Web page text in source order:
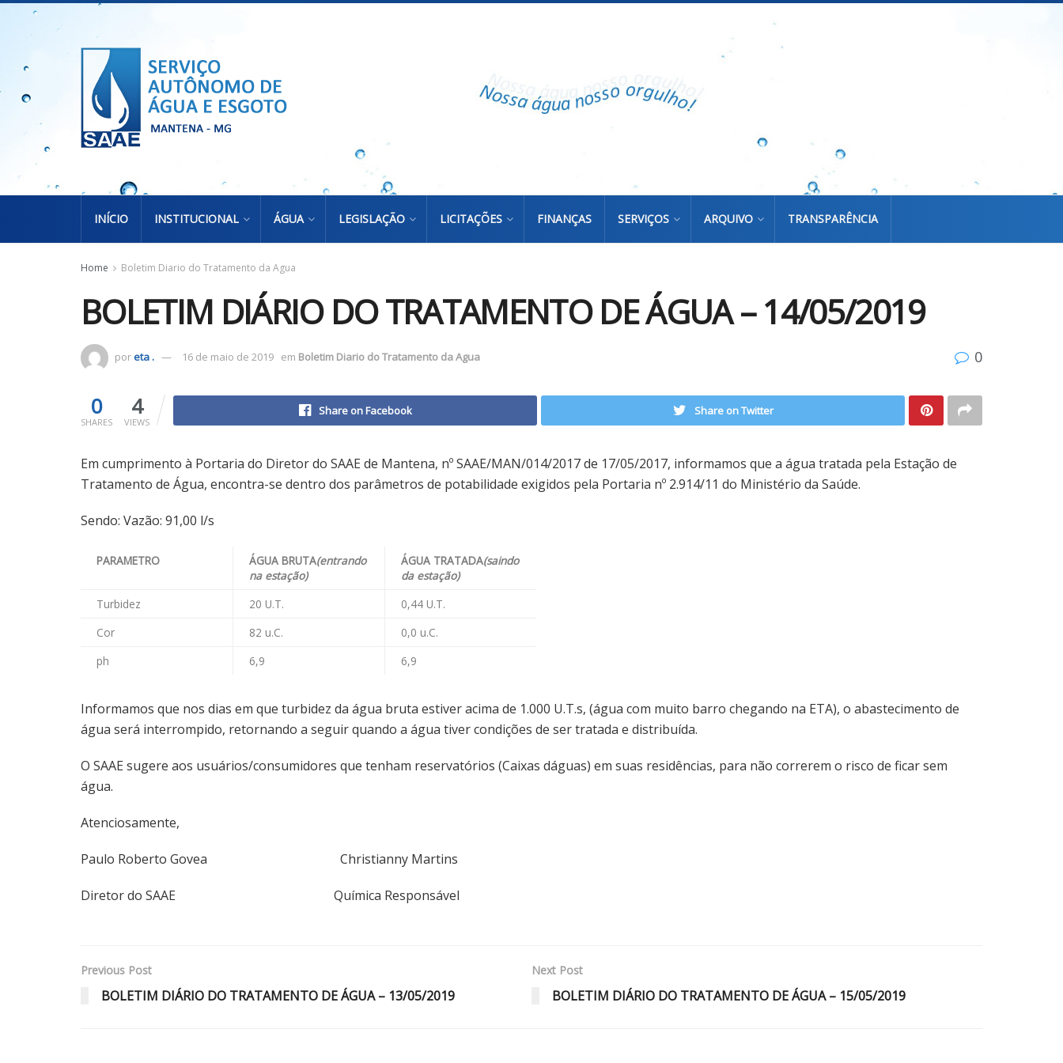
INÍCIO INSTITUCIONAL ÁGUA LEGISLAÇÃO LICITAÇÕES FINANÇAS SERVIÇOS ARQUIVO TRANSPARÊNCIA
Home Boletim Diario do Tratamento da Agua
BOLETIM DIÁRIO DO TRATAMENTO DE ÁGUA – 14/05/2019
poreta . 16 de maio de 2019 em Boletim Diario do Tratamento da Agua 0
0
SHARES
4
VIEWS
Share on Facebook Share on Twitter
Em cumprimento à Portaria do Diretor do SAAE de Mantena, nº SAAE/MAN/014/2017 de 17/05/2017, informamos que a água tratada pela Estação de
Tratamento de Água, encontra-se dentro dos parâmetros de potabilidade exigidos pela Portaria nº 2.914/11 do Ministério da Saúde.
Sendo: Vazão: 91,00 l/s
PARAMETRO ÁGUA BRUTA(entrando
na estação)
ÁGUA TRATADA(saindo
da estação)
Turbidez
20 U.T.
0,44 U.T.
Cor
82 u.C.
0,0 u.C.
ph
6,9 6,9
Informamos que nos dias em que turbidez da água bruta estiver acima de 1.000 U.T.s, (água com muito barro chegando na ETA), o abastecimento de
água será interrompido, retornando a seguir quando a água tiver condições de ser tratada e distribuída.
O SAAE sugere aos usuários/consumidores que tenham reservatórios (Caixas dáguas) em suas residências, para não correrem o risco de ficar sem
água.
Atenciosamente,
Paulo Roberto Govea Christianny Martins
Diretor do SAAE Química Responsável
Previous Post
BOLETIM DIÁRIO DO TRATAMENTO DE ÁGUA – 13/05/2019
Next Post
BOLETIM DIÁRIO DO TRATAMENTO DE ÁGUA – 15/05/2019